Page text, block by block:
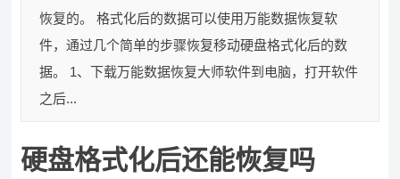
恢复的。 格式化后的数据可以使用万能数据恢复软
件，通过几个简单的步骤恢复移动硬盘格式化后的数
据。 1、下载万能数据恢复大师软件到电脑，打开软件
之后...
硬盘格式化后还能恢复吗